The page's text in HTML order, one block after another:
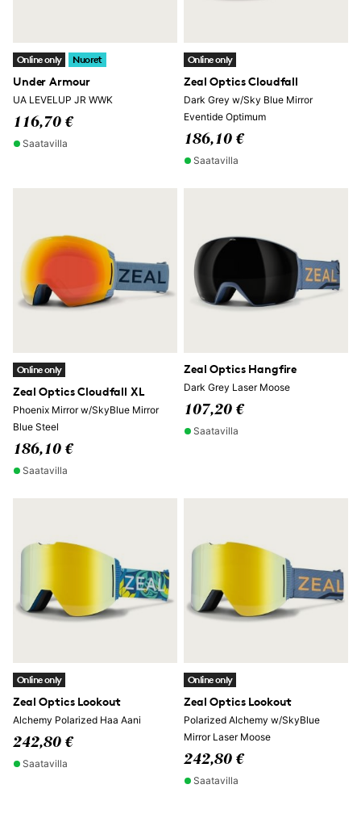
Online only Nuoret
Under Armour
UA LEVELUP JR WWK
116,70 €
Saatavilla
Online only
Zeal Optics Cloudfall
Dark Grey w/Sky Blue Mirror
Eventide Optimum
186,10 €
Saatavilla
Online only
Zeal Optics Cloudfall XL
Phoenix Mirror w/SkyBlue Mirror
Blue Steel
186,10 €
Saatavilla
Zeal Optics Hangfire
Dark Grey Laser Moose
107,20 €
Saatavilla
Online only
Zeal Optics Lookout
Alchemy Polarized Haa Aani
242,80 €
Saatavilla
Online only
Zeal Optics Lookout
Polarized Alchemy w/SkyBlue
Mirror Laser Moose
242,80 €
Saatavilla